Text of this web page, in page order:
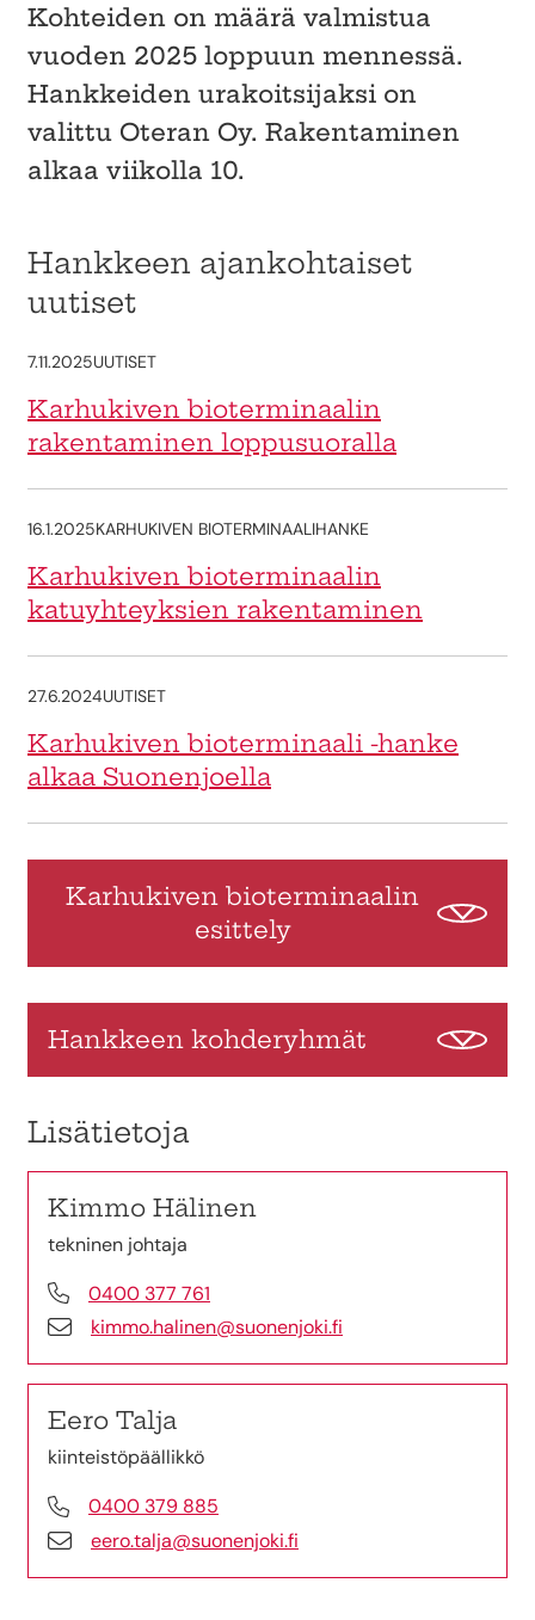
Kohteiden on määrä valmistua
vuoden 2025 loppuun mennessä.
Hankkeiden urakoitsijaksi on
valittu Oteran Oy. Rakentaminen
alkaa viikolla 10.
Hankkeen ajankohtaiset
uutiset
7.11.2025UUTISET
Karhukiven bioterminaalin
rakentaminen loppusuoralla
16.1.2025KARHUKIVEN BIOTERMINAALIHANKE
Karhukiven bioterminaalin
katuyhteyksien rakentaminen
27.6.2024UUTISET
Karhukiven bioterminaali -hanke
alkaa Suonenjoella
Karhukiven bioterminaalin
esittely
Hankkeen kohderyhmät
Lisätietoja
Kimmo Hälinen
tekninen johtaja
0400 377 761
kimmo.halinen@suonenjoki.fi
Eero Talja
kiinteistöpäällikkö
0400 379 885
eero.talja@suonenjoki.fi